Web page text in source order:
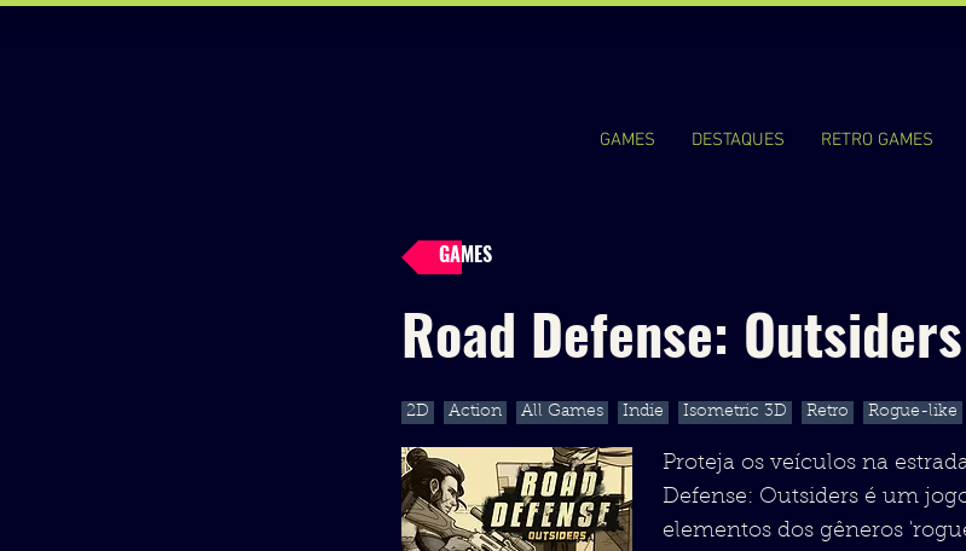
GAMES DESTAQUES RETRO GAMES
GAMES
Road Defense: Outsiders
2D Action All Games Indie Isometric 3D Retro Rogue-like
Proteja os veículos na
Defense: Outsiders é um
elementos dos gêneros